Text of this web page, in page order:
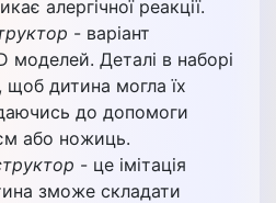
алергічної реакції.
- варіант
моделей. Деталі в наборі
щоб дитина могла їх
до допомоги
або ножиць.
- це імітація
зможе складати